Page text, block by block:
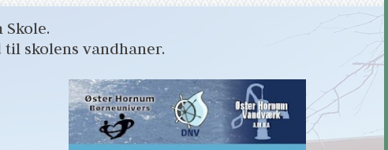
skolens vandhaner.